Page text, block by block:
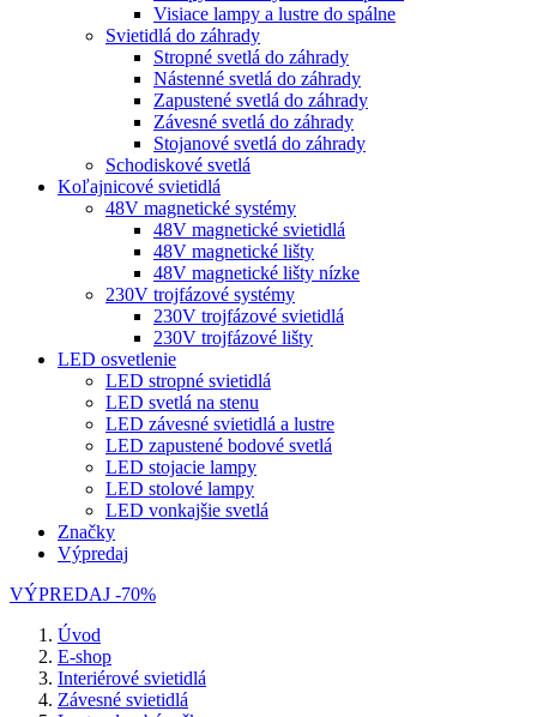
Visiace lampy a lustre do spálne
Svietidlá do záhrady
Stropné svetlá do záhrady
Nástenné svetlá do záhrady
Zapustené svetlá do záhrady
Závesné svetlá do záhrady
Stojanové svetlá do záhrady
Schodiskové svetlá
Koľajnicové svietidlá
48V magnetické systémy
48V magnetické svietidlá
48V magnetické lišty
48V magnetické lišty nízke
230V trojfázové systémy
230V trojfázové svietidlá
230V trojfázové lišty
LED osvetlenie
LED stropné svietidlá
LED svetlá na stenu
LED závesné svietidlá a lustre
LED zapustené bodové svetlá
LED stojacie lampy
LED stolové lampy
LED vonkajšie svetlá
Značky
Výpredaj
VÝPREDAJ -70%
Úvod
E-shop
Interiérové svietidlá
Závesné svietidlá